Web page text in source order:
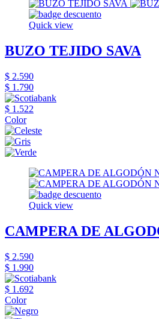
Quick view
BUZO TEJIDO SAVA
$ 2.590
$ 1.790
$ 1.522
Color
Quick view
CAMPERA DE
$ 2.590
$ 1.990
$ 1.692
Color